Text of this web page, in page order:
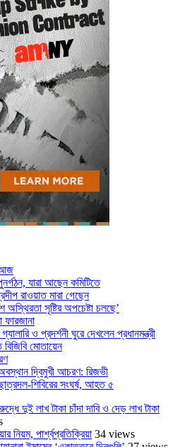
আজ
যারা আছেন কমিটিতে
রাওয়াত মারা গেছেন
সৃষ্টির অপচেষ্টা চলছে’
ফারজানা
ও প্রদর্শনী ঘুরে দেখলেন প্রধানমন্ত্রী
মোতায়েন
দ্বিমুখী আচরণ: রিজভী
শিবিরের সংঘর্ষ, আহত ৫
দুই লাখ টাকা চাঁদা দাবি ও দেড় লাখ টাকা
নিয়ম, পার্শ্বপ্রতিক্রিয়া 34 views